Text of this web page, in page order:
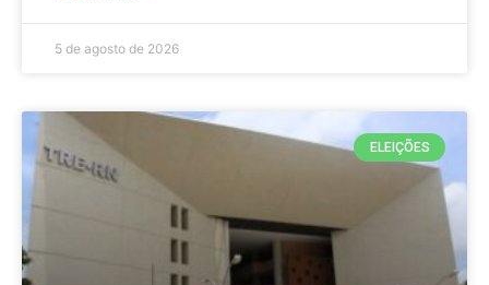
5 de agosto de 2026
ELEIÇÕES